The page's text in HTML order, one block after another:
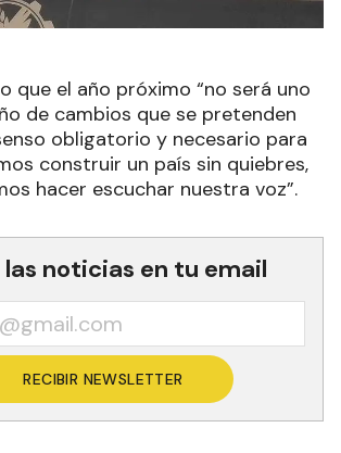
que el año próximo “no será uno
de cambios que se pretenden
obligatorio y necesario para
construir un país sin quiebres,
hacer escuchar nuestra voz”.
las noticias en tu email
RECIBIR NEWSLETTER